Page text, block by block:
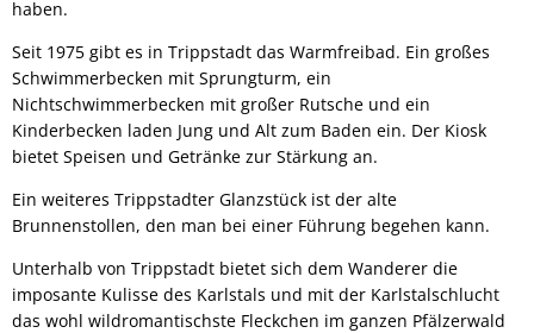
haben.
Seit 1975 gibt es in Trippstadt das Warmfreibad. Ein großes
Schwimmerbecken mit Sprungturm, ein
Nichtschwimmerbecken mit großer Rutsche und ein
Kinderbecken laden Jung und Alt zum Baden ein. Der Kiosk
bietet Speisen und Getränke zur Stärkung an.
Ein weiteres Trippstadter Glanzstück ist der alte
Brunnenstollen, den man bei einer Führung begehen kann.
Unterhalb von Trippstadt bietet sich dem Wanderer die
imposante Kulisse des Karlstals und mit der Karlstalschlucht
das wohl wildromantischste Fleckchen im ganzen Pfälzerwald